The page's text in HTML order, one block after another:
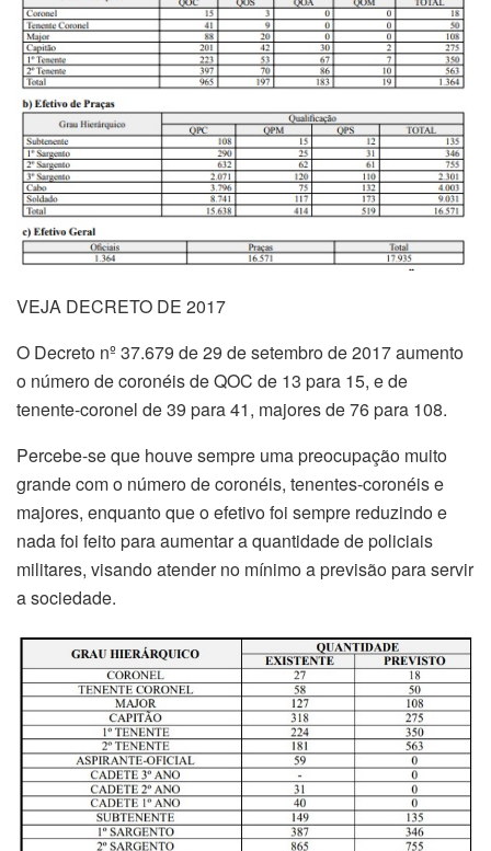
VEJA DECRETO DE 2017
O Decreto nº 37.679 de 29 de setembro de 2017 aumento
o número de coronéis de QOC de 13 para 15, e de
tenente-coronel de 39 para 41, majores de 76 para 108.
Percebe-se que houve sempre uma preocupação muito
grande com o número de coronéis, tenentes-coronéis e
majores, enquanto que o efetivo foi sempre reduzindo e
nada foi feito para aumentar a quantidade de policiais
militares, visando atender no mínimo a previsão para servir
a sociedade.